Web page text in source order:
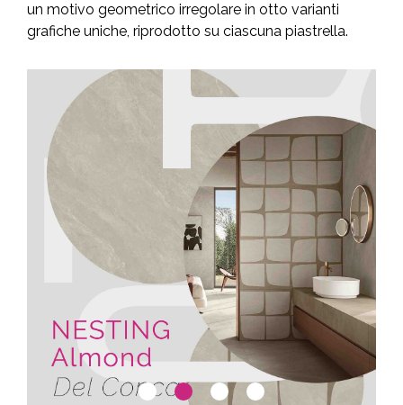
un motivo geometrico irregolare in otto varianti
grafiche uniche, riprodotto su ciascuna piastrella.